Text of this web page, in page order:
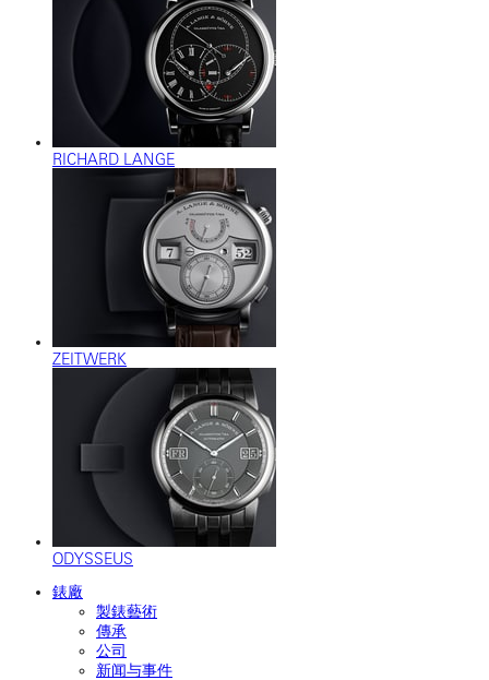
RICHARD LANGE
ZEITWERK
ODYSSEUS
錶廠
製錶藝術
傳承
公司
新闻与事件